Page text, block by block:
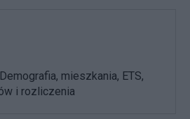
mieszkania, ETS,
i rozliczenia